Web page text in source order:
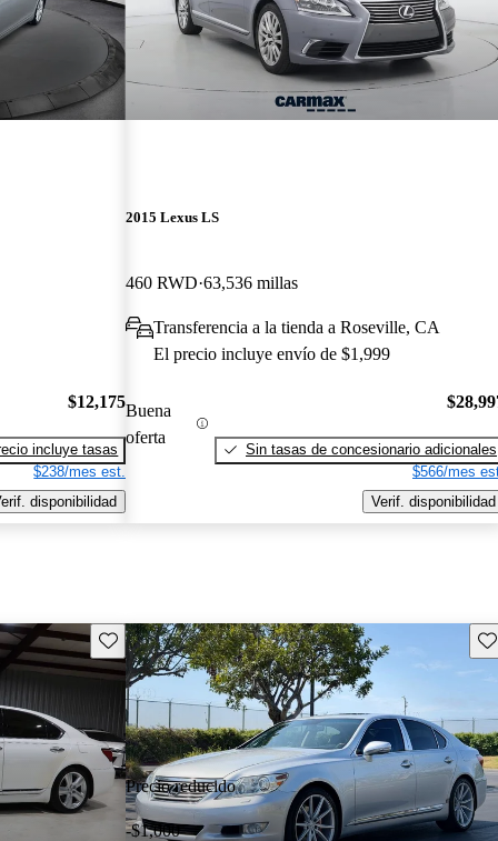
$12,175
incluye tasas
$238/mes est.
disponibilidad
2015 Lexus LS
460 RWD 63,536 millas
Transferencia a la tienda a Roseville, CA
El precio incluye envío de $1,999
Buena
oferta
Sin tasas de concesionario adicionales
$566/mes
Verif. disponibilidad
Guarda este Aviso
Precio reducido
-$1,000